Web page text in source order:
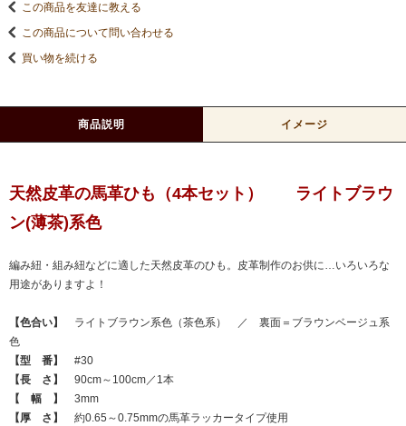
この商品を友達に教える
この商品について問い合わせる
買い物を続ける
商品説明 イメージ
天然皮革の馬革ひも（4本セット） ライトブラウ
ン(薄茶)系色
編み紐・組み紐などに適した天然皮革のひも。皮革制作のお供に…いろいろな
用途がありますよ！
【色合い】
ライトブラウン系色（茶色系） ／ 裏面＝ブラウンベージュ系
色
【型 番】
#30
【長 さ】
90cm～100cm／1本
【 幅 】
3mm
【厚 さ】
約0.65～0.75mmの馬革ラッカータイプ使用